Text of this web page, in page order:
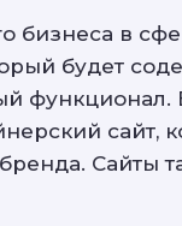
бизнеса в
будет
функционал.
сайт,
Сайты